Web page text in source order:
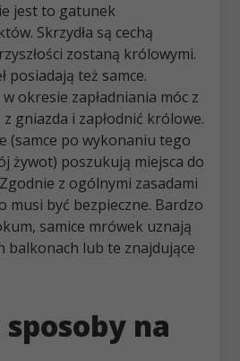
jest to gatunek
Skrzydła są cechą
zostaną królowymi.
posiadają też samce.
okresie zapładniania móc z
gniazda i zapłodnić królowe.
(samce po wykonaniu tego
żywot) poszukują miejsca do
z ogólnymi zasadami
musi być bezpieczne. Bardzo
samice mrówek uznają
balkonach lub te znajdujące
na